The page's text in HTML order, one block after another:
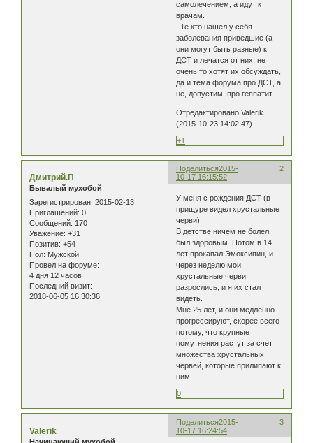
самолечением, а идут к
врачам.
Те кто нашёл у себя
заболевания приведшие (а
они могут быть разные) к
ДСТ и лечатся от них, не
очень то хотят их обсуждать,
да и тема форума про ДСТ, а
не, допустим, про геппатит.
Отредактировано Valerik
(2015-10-23 14:02:47)
+1
Поделиться 2
2015-
10-17 16:15:52
Дмитрий.П
Бывалый мухобой
Зарегистрирован: 2015-02-13
Приглашений: 0
Сообщений: 170
Уважение: +31
Позитив: +54
Пол: Мужской
Провел на форуме:
4 дня 12 часов
Последний визит:
2018-06-05 16:30:36
У меня с рождения ДСТ (в
прищуре видел хрустальные
черви)
В детстве ничем не болел,
был здоровым. Потом в 14
лет прокапал Эмоксипин, и
через неделю мои
хрустальные черви
разрослись, и я их стал
видеть.
Мне 25 лет, и они медленно
прогрессируют, скорее всего
потому, что крупные
помутнения растут за счет
множества хрустальных
червей, которые прилипают к
ним.
0
Поделиться 3
2015-
10-17 16:24:54
Valerik